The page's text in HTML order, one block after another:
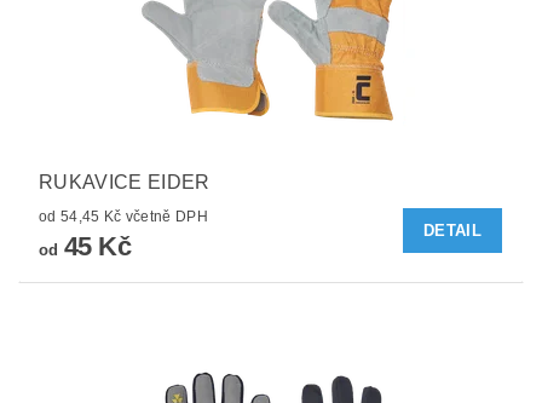
RUKAVICE EIDER
od 54,45 Kč včetně DPH
od 45 Kč
DETAIL